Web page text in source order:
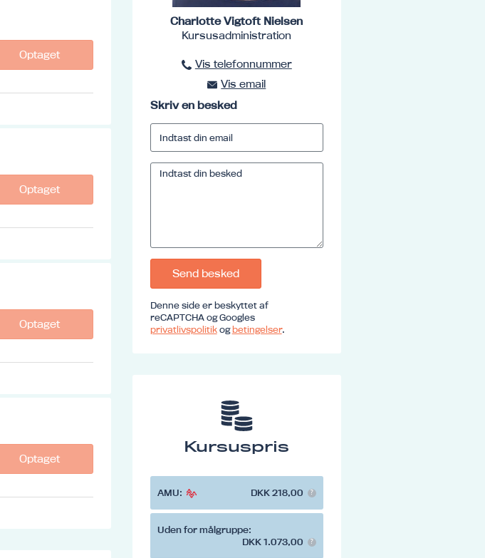
Optaget
Optaget
Optaget
Optaget
Charlotte Vigtoft Nielsen
Kursusadministration
Vis telefonnummer
96801516
Vis emailkursus@ucrs.dk
Skriv en besked
Send besked
Denne side er beskyttet af
reCAPTCHA og Googles
privatlivspolitikogbetingelser.
Kursuspris
AMU: DKK 218,00
Uden for målgruppe:
DKK 1.073,00